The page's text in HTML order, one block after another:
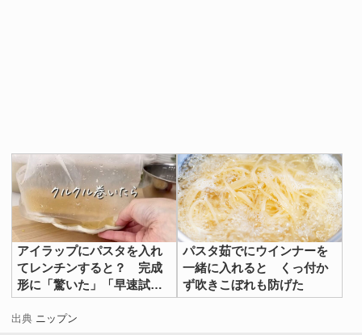
アイラップにパスタを入れ
てレンチンすると？ 完成
形に「驚いた」「早速試
す」
パスタ茹でにウインナーを
一緒に入れると くっ付か
ず吹きこぼれも防げた
出典 ニップン